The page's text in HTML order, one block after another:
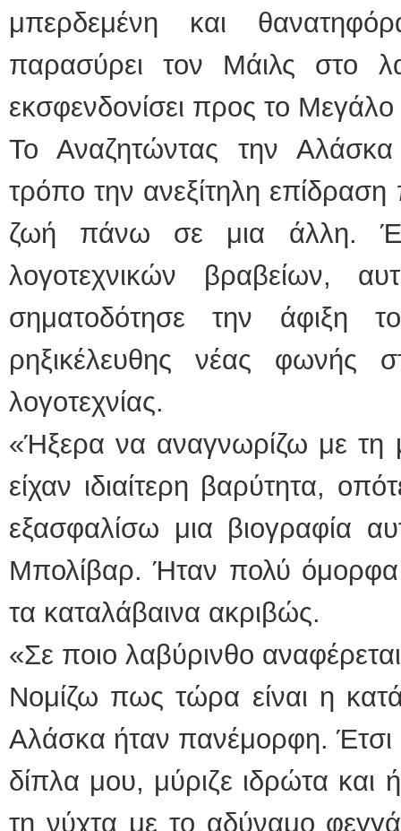
μπερδεμένη και
παρασύρει τον Μάιλς στο
εκσφενδονίσει προς το
Το Αναζητώντας την
τρόπο την ανεξίτηλη
ζωή πάνω σε μια άλλη.
λογοτεχνικών βραβείων,
σηματοδότησε την άφιξη
ρηξικέλευθης νέας φωνής
λογοτεχνίας.
«Ήξερα να αναγνωρίζω με τη
είχαν ιδιαίτερη βαρύτητα,
εξασφαλίσω μια βιογραφία
Μπολίβαρ. Ήταν πολύ όμορφα
τα καταλάβαινα ακριβώς.
«Σε ποιο λαβύρινθο
Νομίζω πως τώρα είναι η
Αλάσκα ήταν πανέμορφη. Έτσι
δίπλα μου, μύριζε ιδρώτα και
τη νύχτα με το αδύναμο